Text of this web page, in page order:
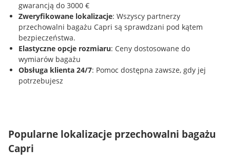
gwarancją do 3000 €
Zweryfikowane lokalizacje: Wszyscy partnerzy
przechowalni bagażu Capri są sprawdzani pod kątem
bezpieczeństwa.
Elastyczne opcje rozmiaru: Ceny dostosowane do
wymiarów bagażu
Obsługa klienta 24/7: Pomoc dostępna zawsze, gdy jej
potrzebujesz
Popularne lokalizacje przechowalni bagażu
Capri